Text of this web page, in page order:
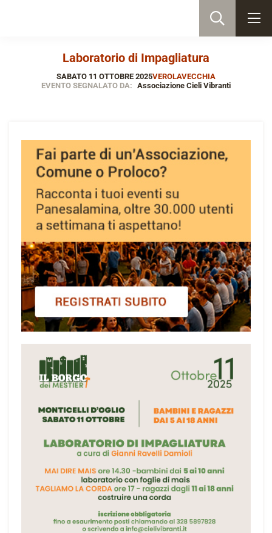
Laboratorio di Impagliatura
SABATO 11 OTTOBRE 2025VEROLAVECCHIA
EVENTO SEGNALATO DA: Associazione Cieli Vibranti